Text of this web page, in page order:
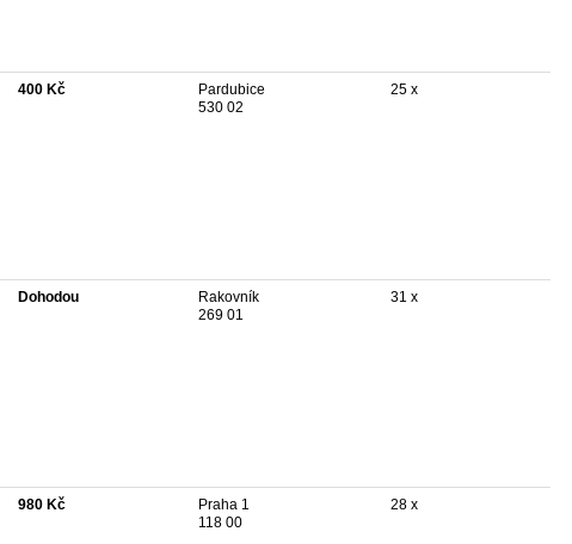
400 Kč
Pardubice
530 02
25 x
Dohodou
Rakovník
269 01
31 x
980 Kč
Praha 1
118 00
28 x